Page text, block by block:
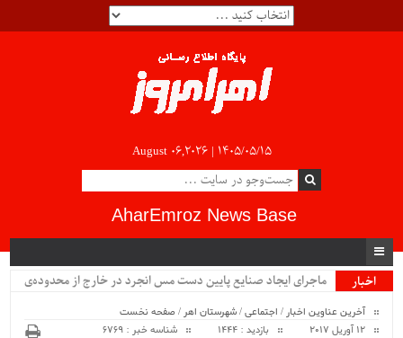
August 06,2026 | ۱۴۰۵/۰۵/۱۵
AharEmroz News Base
اخبار
ماجرای ایجاد صنایع پایین دست مس انجرد در خارج از محدوده‌ی
آخرین عناوین اخبار / اجتماعی/شهرستان اهر /صفحه نخست
12 آوریل 2017
بازدید : 1444 شناسه خبر : 6769